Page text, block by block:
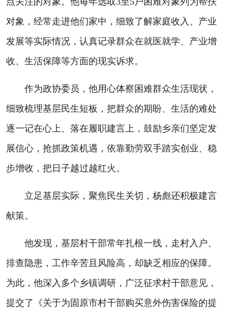
对象，经常走进他们家中，细致了解家庭收入、产业
发展等实际情况，认真记录群众在就医就学、产业增
收、生活保障等方面的现实诉求。
作为政协委员，他用心体察困难群众生活现状，
细致梳理基层民生短板，把群众的期盼、生活的难处
逐一记在心上、落在履职建言上，鼓励乡亲们坚定发
展信心，抢抓政策机遇，依靠勤劳双手踏实创业、稳
步增收，把日子越过越红火。
立足基层实际，聚焦民生关切，杨彪还积极建言
献策。
他发现，基层村干部常年扎根一线，走村入户、
排查隐患，工作辛苦且风险高，却缺乏相应的保障。
为此，他深入多个乡镇调研，广泛征求村干部意见，
提交了《关于为固原市村干部购买意外伤害保险的提